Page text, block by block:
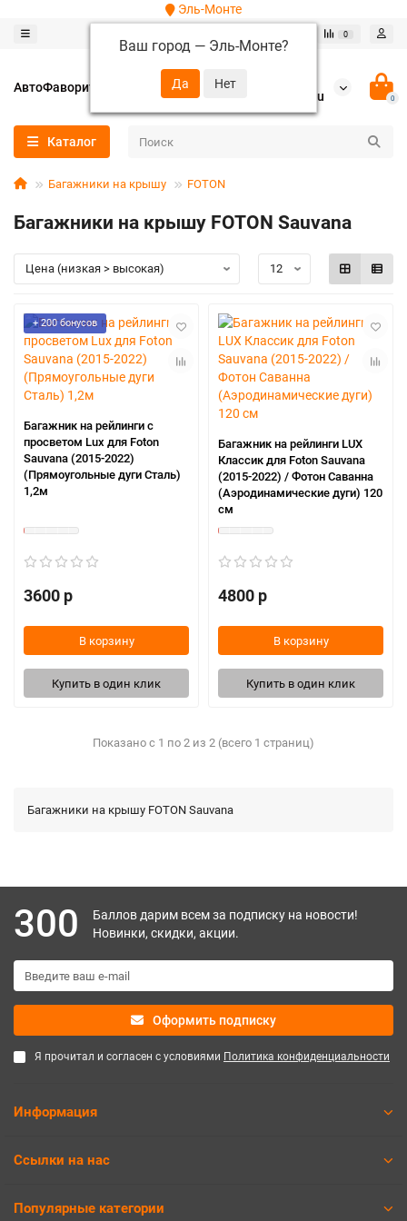
Эль-Монте
Ваш город — Эль-Монте?
0
АвтоФаворит
+7 (952) 288-64-62
autofavorit-spb@yandex.ru
0
Каталог
Багажники на крышу FOTON
Багажники на крышу FOTON Sauvana
+ 200 бонусов
Багажник на рейлинги с
просветом Lux для Foton
Sauvana (2015-2022)
(Прямоугольные дуги Сталь)
1,2м
3600 р
В корзину
Купить в один клик
Багажник на рейлинги LUX
Классик для Foton Sauvana
(2015-2022) / Фотон Саванна
(Аэродинамические дуги) 120
см
4800 р
В корзину
Купить в один клик
Показано с 1 по 2 из 2 (всего 1 страниц)
Багажники на крышу FOTON Sauvana
300
Баллов дарим всем за подписку на новости!
Новинки, скидки, акции.
Оформить подписку
Я прочитал и согласен с условиями Политика конфиденциальности
Информация
Ссылки на нас
Популярные категории